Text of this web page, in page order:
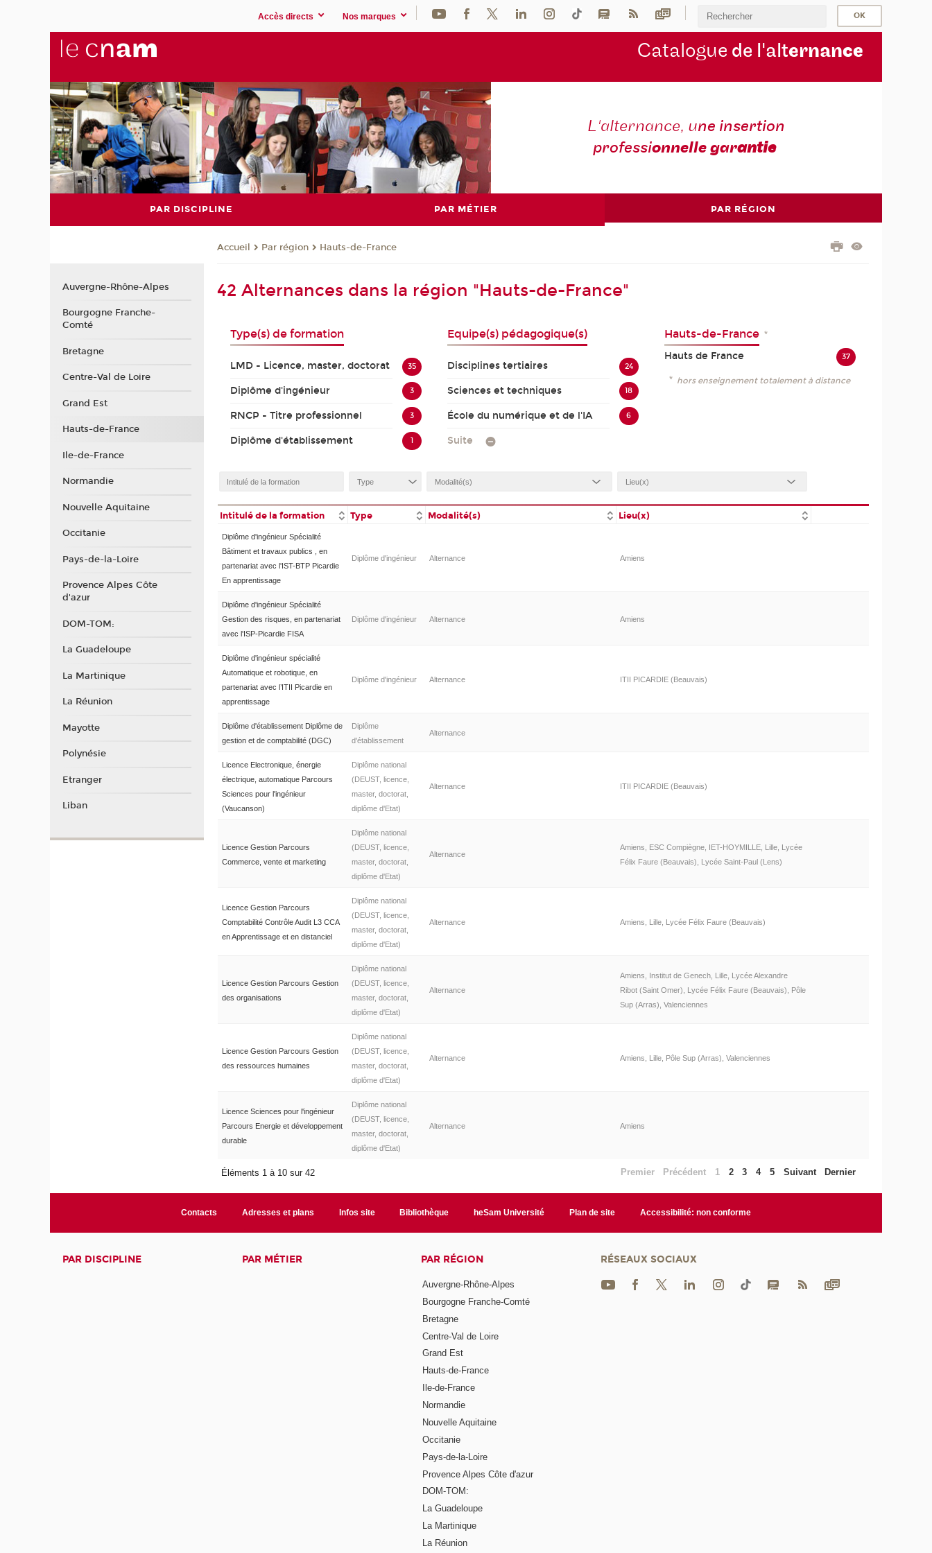
Accès directs Nos marques
Catalogue de l'alternance
L'alternance, une insertion
professionnelle garantie
PAR DISCIPLINE PAR MÉTIER PAR RÉGION
Accueil Par région Hauts-de-France
42 Alternances dans la région "Hauts-de-France"
Type(s) de formation
LMD - Licence, master, doctorat 35
Diplôme d'ingénieur 3
RNCP - Titre professionnel 3
Diplôme d'établissement 1
Equipe(s) pédagogique(s)
Disciplines tertiaires 24
Sciences et techniques 18
École du numérique et de l'IA 6
Suite
Hauts-de-France *
Hauts de France 37
* hors enseignement totalement à distance
Intitulé de la formation Type Modalité(s) Lieu(x)
Diplôme d'ingénieur Spécialité
Bâtiment et travaux publics , en
partenariat avec l'IST-BTP Picardie
En apprentissage
Diplôme d'ingénieur Alternance Amiens
Diplôme d'ingénieur Spécialité
Gestion des risques, en partenariat
avec l'ISP-Picardie FISA
Diplôme d'ingénieur Alternance Amiens
Diplôme d'ingénieur spécialité
Automatique et robotique, en
partenariat avec l’ITII Picardie en
apprentissage
Diplôme d'ingénieur Alternance ITII PICARDIE (Beauvais)
Diplôme d'établissement Diplôme de
gestion et de comptabilité (DGC)
Diplôme
d'établissement
Alternance
Licence Electronique, énergie
électrique, automatique Parcours
Sciences pour l'ingénieur
(Vaucanson)
Diplôme national
(DEUST, licence,
master, doctorat,
diplôme d'Etat)
Alternance ITII PICARDIE (Beauvais)
Licence Gestion Parcours
Commerce, vente et marketing
Diplôme national
(DEUST, licence,
master, doctorat,
diplôme d'Etat)
Alternance
Amiens, ESC Compiègne, IET-HOYMILLE, Lille, Lycée
Félix Faure (Beauvais), Lycée Saint-Paul (Lens)
Licence Gestion Parcours
Comptabilité Contrôle Audit L3 CCA
en Apprentissage et en distanciel
Diplôme national
(DEUST, licence,
master, doctorat,
diplôme d'Etat)
Alternance Amiens, Lille, Lycée Félix Faure (Beauvais)
Licence Gestion Parcours Gestion
des organisations
Diplôme national
(DEUST, licence,
master, doctorat,
diplôme d'Etat)
Alternance
Amiens, Institut de Genech, Lille, Lycée Alexandre
Ribot (Saint Omer), Lycée Félix Faure (Beauvais), Pôle
Sup (Arras), Valenciennes
Licence Gestion Parcours Gestion
des ressources humaines
Diplôme national
(DEUST, licence,
master, doctorat,
diplôme d'Etat)
Alternance Amiens, Lille, Pôle Sup (Arras), Valenciennes
Licence Sciences pour l'ingénieur
Parcours Energie et développement
durable
Diplôme national
(DEUST, licence,
master, doctorat,
diplôme d'Etat)
Alternance Amiens
Éléments 1 à 10 sur 42 Premier Précédent 1 2 3 4 5 Suivant Dernier
Auvergne-Rhône-Alpes
Bourgogne Franche-
Comté
Bretagne
Centre-Val de Loire
Grand Est
Hauts-de-France
Ile-de-France
Normandie
Nouvelle Aquitaine
Occitanie
Pays-de-la-Loire
Provence Alpes Côte
d'azur
DOM-TOM:
La Guadeloupe
La Martinique
La Réunion
Mayotte
Polynésie
Etranger
Liban
Contacts Adresses et plans Infos site Bibliothèque heSam Université Plan de site Accessibilité: non conforme
PAR DISCIPLINE PAR MÉTIER PAR RÉGION
Auvergne-Rhône-Alpes
Bourgogne Franche-Comté
Bretagne
Centre-Val de Loire
Grand Est
Hauts-de-France
Ile-de-France
Normandie
Nouvelle Aquitaine
Occitanie
Pays-de-la-Loire
Provence Alpes Côte d'azur
DOM-TOM:
La Guadeloupe
La Martinique
La Réunion
RÉSEAUX SOCIAUX